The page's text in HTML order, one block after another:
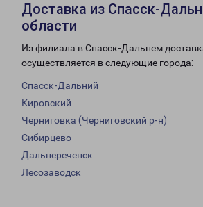
Доставка из Спасск-
области
Из филиала в Спасск-Дальнем
осуществляется в следующие города:
Спасск-Дальний
Кировский
Черниговка (Черниговский р-н)
Сибирцево
Дальнереченск
Лесозаводск